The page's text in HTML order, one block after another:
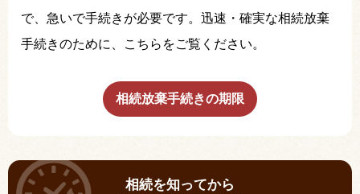
で、急いで手続きが必要です。迅速・確実な相続放棄
手続きのために、こちらをご覧ください。
相続放棄手続きの期限
相続を知ってから